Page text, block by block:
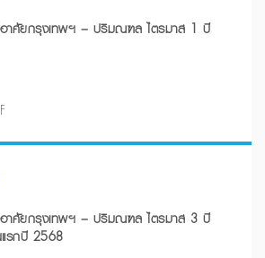
าศัยกรุงเทพฯ – ปริมณฑล ไตรมาส 1 ปี
รุงเทพฯ – ปริมณฑล ไตรมาส 3 ปี
รกปี 2568